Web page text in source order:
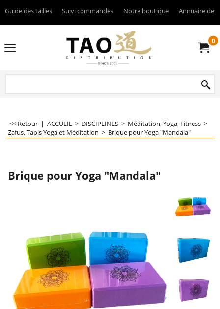
Guide des tailles Suivi commandes Notre boutique Annuaire des
0
<< Retour | ACCUEIL > DISCIPLINES > Méditation, Yoga, Fitness >
Zafus, Tapis Yoga et Méditation > Brique pour Yoga "Mandala"
Brique pour Yoga "Mandala"